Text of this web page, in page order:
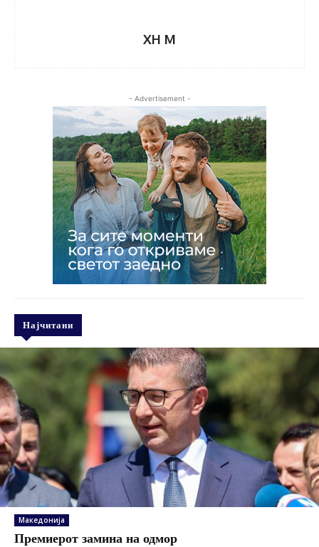
XH M
- Advertisement -
Најчитани
Македонија
Премиерот замина на одмор